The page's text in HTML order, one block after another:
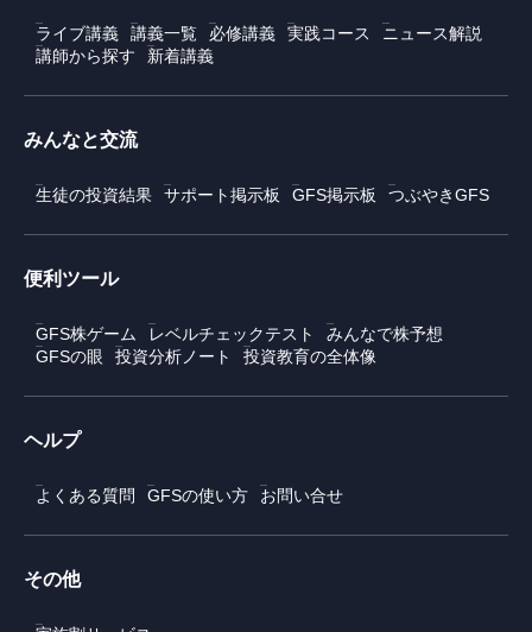
ライブ講義 講義一覧 必修講義 実践コース
ニュース解説
講師から探す
新着講義
みんなと交流
生徒の投資結果 サポート掲示板 GFS掲示板 つぶやきGFS
便利ツール
GFS株ゲーム レベルチェックテスト
みんなで株予想
GFSの眼
投資分析ノート 投資教育の全体像
ヘルプ
よくある質問 GFSの使い方 お問い合せ
その他